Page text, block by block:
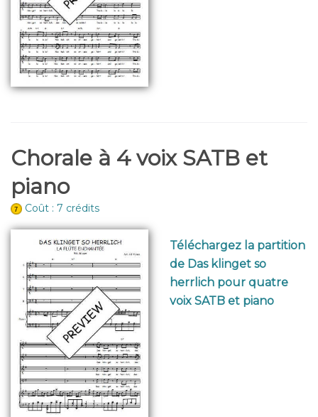
Chorale à 4 voix SATB et
piano
Coût : 7 crédits
Téléchargez la partition
de Das klinget so
herrlich pour quatre
voix SATB et piano